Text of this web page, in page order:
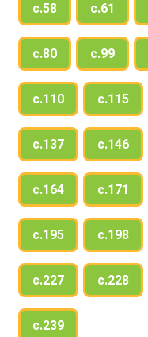
с.58 с.61
с.80 с.99
с.110 с.115
с.137 с.146
с.164 с.171
с.195 с.198
с.227 с.228
с.239